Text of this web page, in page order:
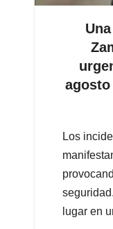
agosto
Los
lugar en